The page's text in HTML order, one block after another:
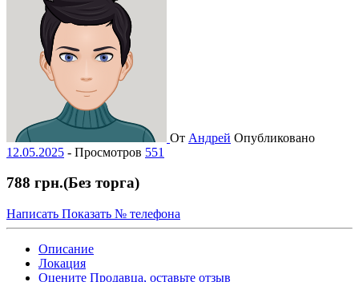
От Андрей Опубликовано
12.05.2025 - Просмотров 551
788 грн.(Без торга)
Написать Показать № телефона
Описание
Локация
Оцените Продавца, оставьте отзыв